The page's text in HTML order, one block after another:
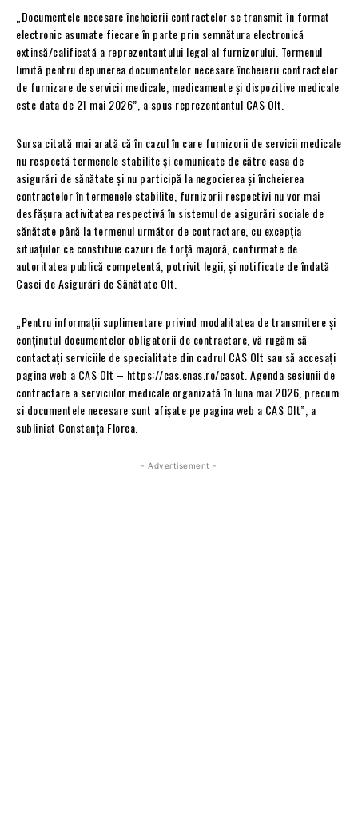
„Documentele necesare încheierii contractelor se transmit în format
electronic asumate fiecare în parte prin semnătura electronică
extinsă/calificată a reprezentantului legal al furnizorului. Termenul
limită pentru depunerea documentelor necesare încheierii contractelor
de furnizare de servicii medicale, medicamente și dispozitive medicale
este data de 21 mai 2026”, a spus reprezentantul CAS Olt.
Sursa citată mai arată că în cazul în care furnizorii de servicii medicale
nu respectă termenele stabilite şi comunicate de către casa de
asigurări de sănătate şi nu participă la negocierea şi încheierea
contractelor în termenele stabilite, furnizorii respectivi nu vor mai
desfăşura activitatea respectivă în sistemul de asigurări sociale de
sănătate până la termenul următor de contractare, cu excepţia
situaţiilor ce constituie cazuri de forţă majoră, confirmate de
autoritatea publică competentă, potrivit legii, şi notificate de îndată
Casei de Asigurări de Sănătate Olt.
„Pentru informaţii suplimentare privind modalitatea de transmitere și
conţinutul documentelor obligatorii de contractare, vă rugăm să
contactaţi serviciile de specialitate din cadrul CAS Olt sau să accesați
pagina web a CAS Olt – https://cas.cnas.ro/casot. Agenda sesiunii de
contractare a serviciilor medicale organizată în luna mai 2026, precum
si documentele necesare sunt afișate pe pagina web a CAS Olt”, a
subliniat Constanța Florea.
- Advertisement -